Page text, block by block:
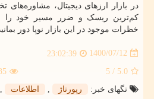
در بازار ارزهای دیجیتال، مشاوره‌های
کم‌ترین ریسک و ضرر مسیر خود را
خظرات موجود در این بازار نوپا دور
1400/07/12
23:02:39
5.0
/ 5
تگهای خبر:
رپورتاژ اطلاعات